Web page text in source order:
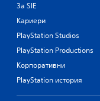
За SIE
Кариери
PlayStation Studios
PlayStation Productions
Корпоративни
PlayStation история